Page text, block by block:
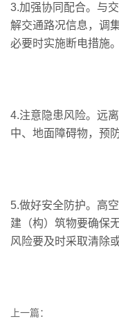
3.加强协同配合。与
解交通路况信息，调
必要时实施断电措施。
4.注意隐患风险。远
中、地面障碍物，预
5.做好安全防护。高
建（构）筑物要确保
风险要及时采取清除
上一篇：